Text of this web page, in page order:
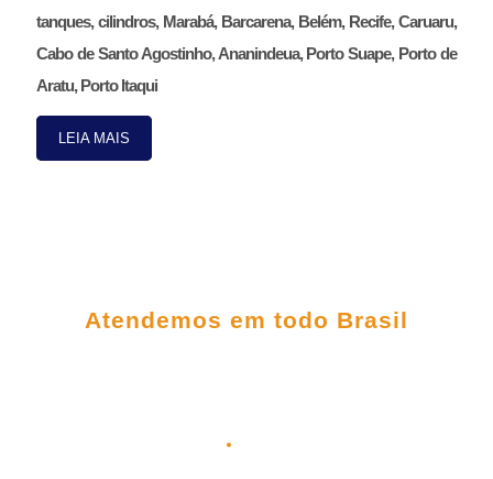
tanques, cilindros, Marabá, Barcarena, Belém, Recife, Caruaru,
Cabo de Santo Agostinho, Ananindeua, Porto Suape, Porto de
Aratu, Porto Itaqui
LEIA MAIS
Atendemos em todo Brasil
(98) 98145-9031